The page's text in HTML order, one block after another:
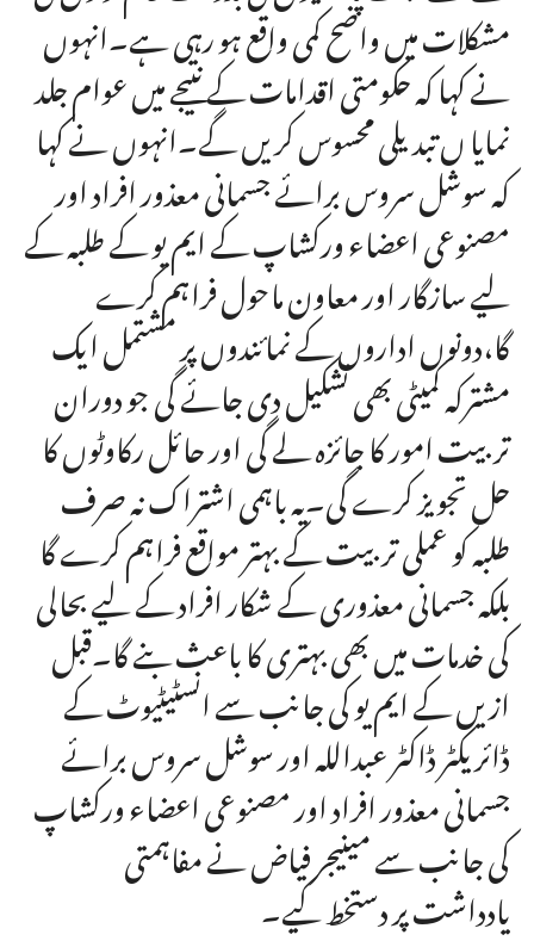
مشکلات میں واضح کمی واقع ہو رہی ہے۔انہوں
نے کہا کہ حکومتی اقدامات کے نتیجے میں عوام جلد
نمایا ں تبدیلی محسوس کریں گے۔انہوں نے کہا
کہ سوشل سروس برائے جسمانی معذور افراد اور
مصنوعی اعضاء ورکشاپ کے ایم یو کے طلبہ کے
لیے سازگار اور معاون ماحول فراہم کرے
گا،دونوں اداروں کے نمائندوں پر مشتمل ایک
مشترکہ کمیٹی بھی تشکیل دی جائے گی جو دوران
تربیت امور کا جائزہ لے گی اور حائل رکاوٹوں کا
حل تجویز کرے گی۔یہ باہمی اشتراک نہ صرف
طلبہ کو عملی تربیت کے بہتر مواقع فراہم کرے گا
بلکہ جسمانی معذوری کے شکار افراد کے لیے بحالی
کی خدمات میں بھی بہتری کا باعث بنے گا۔قبل
ازیں کے ایم یو کی جانب سے انسٹیٹیوٹ کے
ڈائریکٹر ڈاکٹر عبداللہ اور سوشل سروس برائے
جسمانی معذور افراد اور مصنوعی اعضاء ورکشاپ
کی جانب سے مینیجر فیاض نے مفاہمتی
یادداشت پر دستخط کیے۔